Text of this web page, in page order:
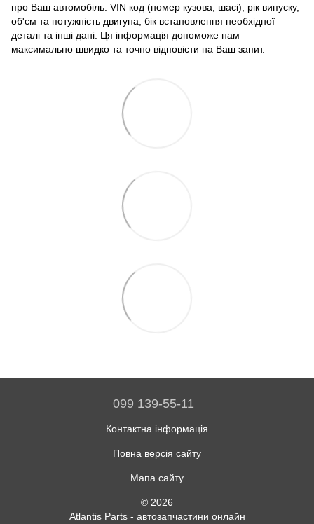
про Ваш автомобіль: VIN код (номер кузова, шасі), рік випуску,
об'єм та потужність двигуна, бік встановлення необхідної
деталі та інші дані. Ця інформація допоможе нам
максимально швидко та точно відповісти на Ваш запит.
099 139-55-11
Контактна інформація
Повна версія сайту
Мапа сайту
© 2026
Atlantis Parts - автозапчастини онлайн